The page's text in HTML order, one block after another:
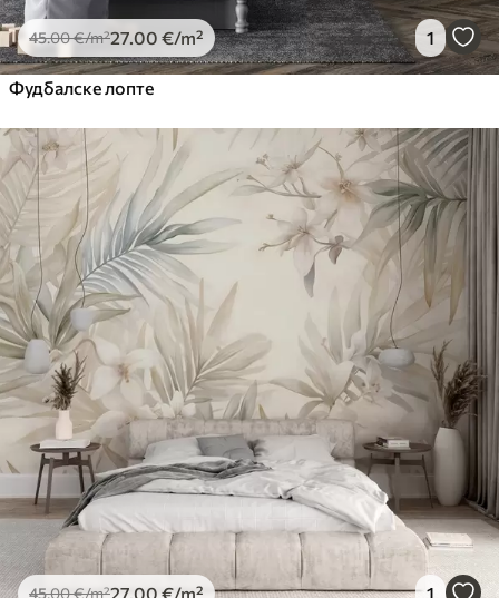
45.00€/m²27 .00 €/m² 1
Фудбалске лопте
45.00€/m²27 .00 €/m² 1